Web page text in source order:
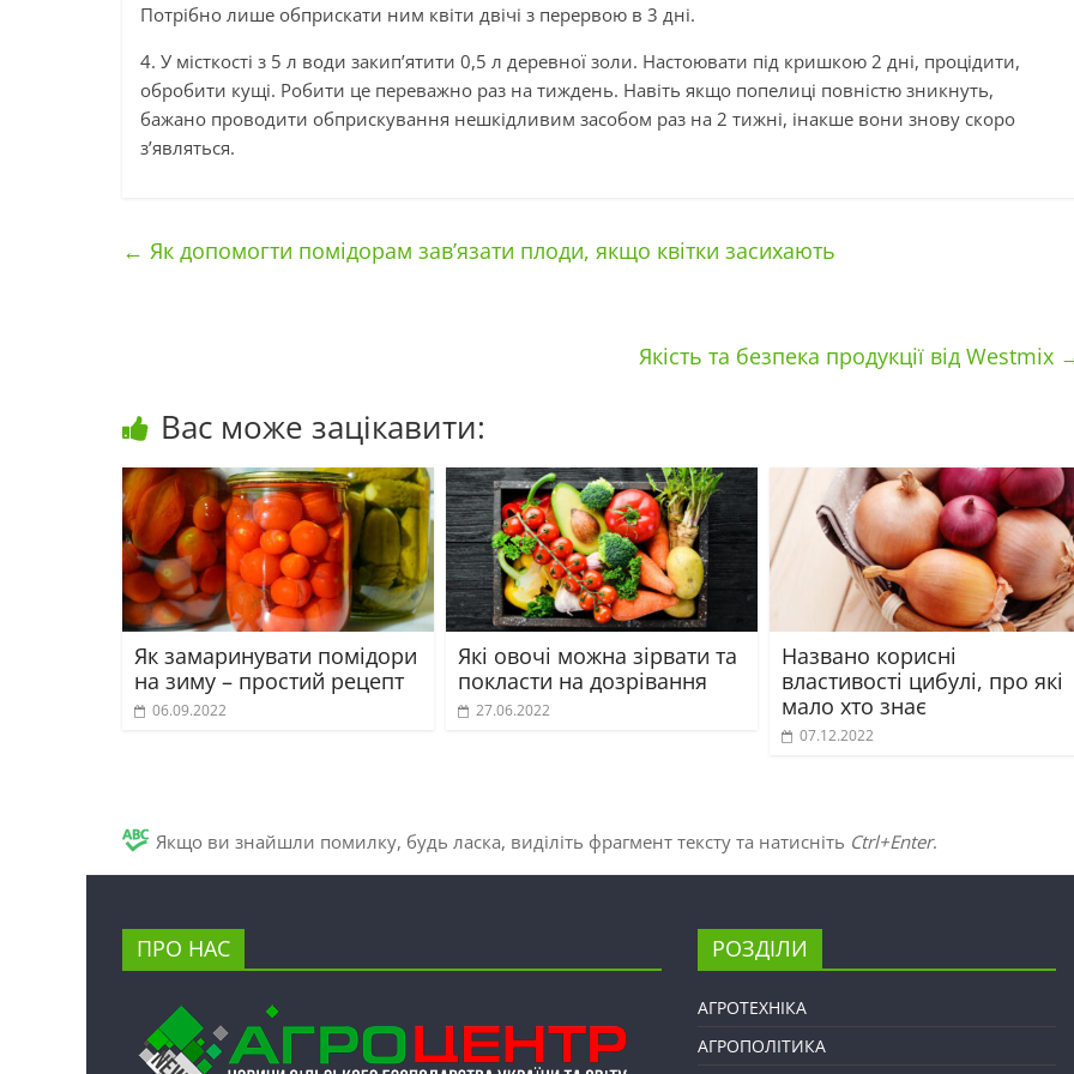
Потрібно лише обприскати ним квіти двічі з перервою в 3 дні.
4. У місткості з 5 л води закип’ятити 0,5 л деревної золи. Настоювати під кришкою 2 дні, процідити,
обробити кущі. Робити це переважно раз на тиждень. Навіть якщо попелиці повністю зникнуть,
бажано проводити обприскування нешкідливим засобом раз на 2 тижні, інакше вони знову скоро
з’являться.
← Як допомогти помідорам зав’язати плоди, якщо квітки засихають
Якість та безпека продукції від Westmix
Вас може зацікавити:
Як замаринувати помідори
на зиму – простий рецепт
06.09.2022
Які овочі можна зірвати та
покласти на дозрівання
27.06.2022
Названо корисні
властивості цибулі, про які
мало хто знає
07.12.2022
Якщо ви знайшли помилку, будь ласка, виділіть фрагмент тексту та натисніть Ctrl+Enter.
ПРО НАС РОЗДІЛИ
АГРОТЕХНІКА
АГРОПОЛІТИКА